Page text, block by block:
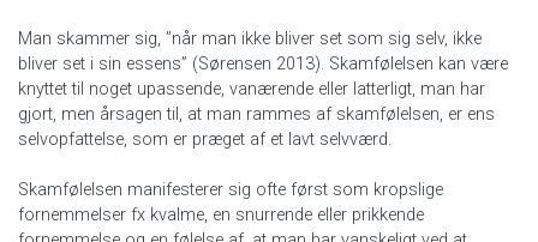
Man skammer sig, ”når man ikke bliver set som sig selv, ikke
bliver set i sin essens” (Sørensen 2013). Skamfølelsen kan være
knyttet til noget upassende, vanærende eller latterligt, man har
gjort, men årsagen til, at man rammes af skamfølelsen, er ens
selvopfattelse, som er præget af et lavt selvværd.
Skamfølelsen manifesterer sig ofte først som kropslige
fornemmelser fx kvalme, en snurrende eller prikkende